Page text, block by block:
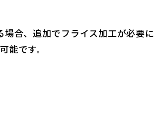
合、追加でフライス加工が必要
能です。